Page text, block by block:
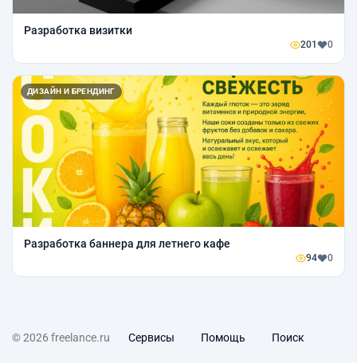
Разработка визитки
201 0
ДИЗАЙН И БРЕНДИНГ
Разработка баннера для летнего кафе
94 0
© 2026 freelance.ru Сервисы Помощь Поиск